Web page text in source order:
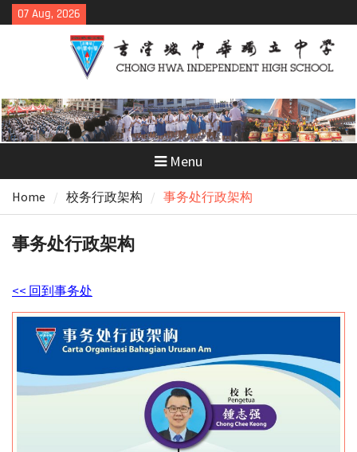
Skip
to
07 Aug, 2026
Menu
Home 校务行政架构 事务处行政架构
事务处行政架构
<< 回到事务处